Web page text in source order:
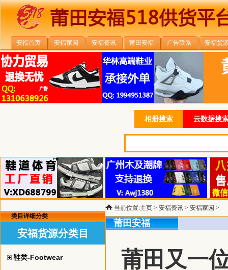
安福首页 安福家园 安福资讯 莆田安福 广告联系 安福货
相册搜索 云数据搜
类目详细分类
安福货源分类目
鞋类-Footwear
当前位置:主页 > 安福资讯 > 安福家园 >
莆田安福
莆田又一